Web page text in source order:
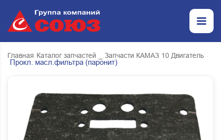
Главная Каталог запчастей _ Запчасти КАМАЗ 10 Двигатель
Прокл. масл.фильтра (паронит)